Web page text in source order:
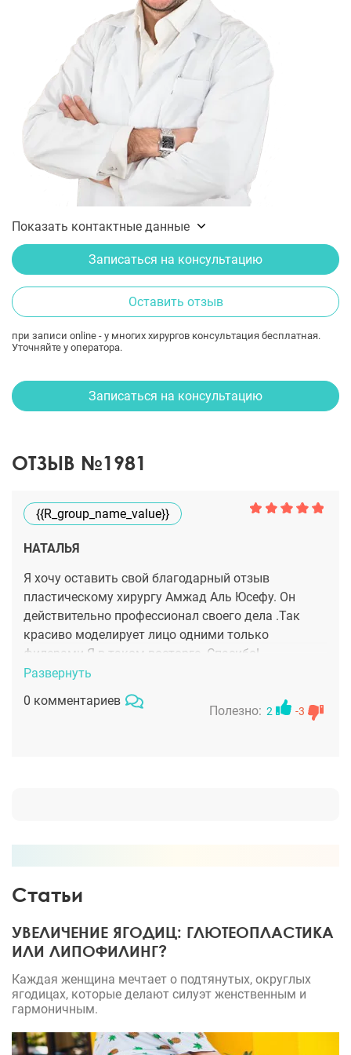
Показать контактные данные
Записаться на консультацию
Оставить отзыв
при записи online - у многих хирургов консультация бесплатная.
Уточняйте у оператора.
Записаться на консультацию
ОТЗЫВ №1981
{{r_group_name_value}}
НАТАЛЬЯ
Я хочу оставить свой благодарный отзыв
пластическому хирургу Амжад Аль Юсефу. Он
действительно профессионал своего дела .Так
красиво моделирует лицо одними только
филерами.Я в таком восторге. Спасибо!
Развернуть
0 комментариев
Полезно: 2 -3
Статьи
УВЕЛИЧЕНИЕ ЯГОДИЦ: ГЛЮТЕОПЛАСТИКА
ИЛИ ЛИПОФИЛИНГ?
Каждая женщина мечтает о подтянутых, округлых
ягодицах, которые делают силуэт женственным и
гармоничным.